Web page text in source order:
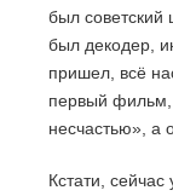
был советский
был декодер,
пришел, всё
первый фильм,
несчастью», а
Кстати,